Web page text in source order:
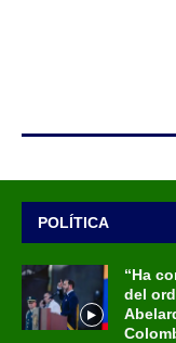
POLÍTICA
“Ha
del